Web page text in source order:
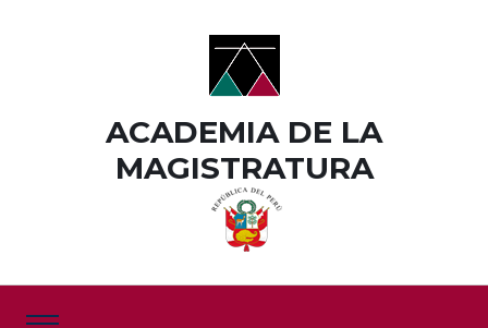
ACADEMIA DE LA
MAGISTRATURA